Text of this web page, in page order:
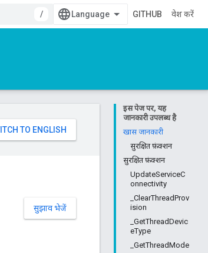
/
GITHUB प्रवेश करें
इस पेज पर, यह
जानकारी उपलब्ध है
खास जानकारी
सुरक्षित फ़ंक्शन
सुरक्षित फ़ंक्शन
UpdateServiceC
onnectivity
_ClearThreadProv
ision
_GetThreadDevic
eType
_GetThreadMode
सुझाव भेजें